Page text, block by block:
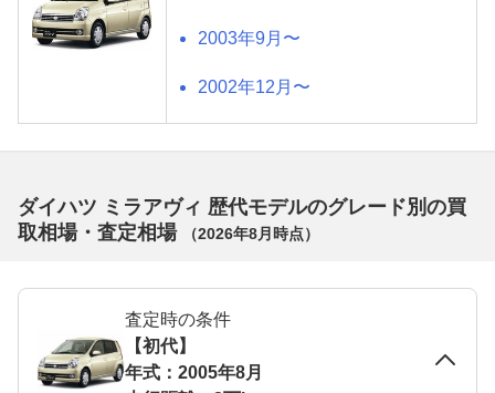
2003年9月〜
2002年12月〜
ダイハツ ミラアヴィ 歴代モデルのグレード別の買
取相場・査定相場
（2026年8月 時点）
査定時の条件
【初代】
年式：2005年8月